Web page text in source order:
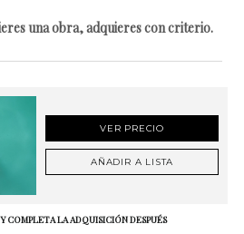
una obra, adquieres con criterio.
VER PRECIO
AÑADIR A LISTA
COMPLETA LA ADQUISICIÓN DESPUÉS